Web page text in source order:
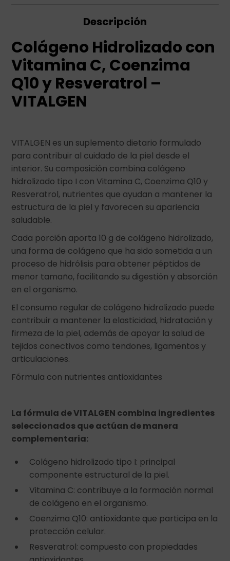
Descripción
Colágeno Hidrolizado con
Vitamina C, Coenzima
Q10 y Resveratrol –
VITALGEN
VITALGEN es un suplemento dietario formulado
para contribuir al cuidado de la piel desde el
interior. Su composición combina colágeno
hidrolizado tipo I con Vitamina C, Coenzima Q10 y
Resveratrol, nutrientes que ayudan a mantener la
estructura de la piel y favorecen su apariencia
saludable.
Cada porción aporta 10 g de colágeno hidrolizado,
una forma de colágeno que ha sido sometida a un
proceso de hidrólisis para obtener péptidos de
menor tamaño, facilitando su digestión y absorción
en el organismo.
El consumo regular de colágeno hidrolizado puede
contribuir a mantener la elasticidad, hidratación y
firmeza de la piel, además de apoyar la salud de
tejidos conectivos como tendones, ligamentos y
articulaciones.
Fórmula con nutrientes antioxidantes
La fórmula de VITALGEN combina ingredientes
seleccionados que actúan de manera
complementaria:
Colágeno hidrolizado tipo I: principal
componente estructural de la piel.
Vitamina C: contribuye a la formación normal
de colágeno en el organismo.
Coenzima Q10: antioxidante que participa en la
protección celular.
Resveratrol: compuesto con propiedades